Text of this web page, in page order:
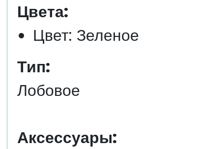
Цвета:
Цвет: Зеленое
Тип:
Лобовое
Аксессуары: